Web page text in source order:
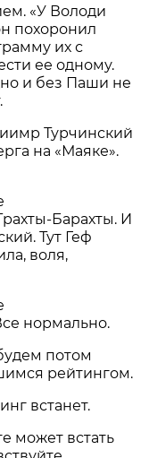
«У Володи
похоронил
их с
ее одному.
и без Паши не
Турчинский
на «Маяке».
Барахты. И
Тут Геф
воля,
нормально.
потом
рейтингом.
встанет.
может встать